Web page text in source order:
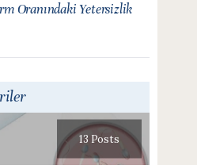
Oranındaki Yetersizlik
13 Posts